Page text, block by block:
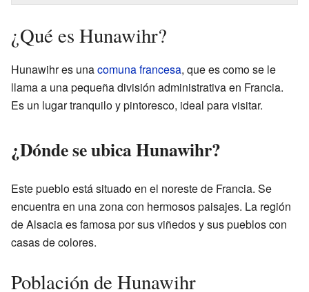
¿Qué es Hunawihr?
Hunawihr es unacomuna francesa, que es como se le
llama a una pequeña división administrativa en Francia.
Es un lugar tranquilo y pintoresco, ideal para visitar.
¿Dónde se ubica Hunawihr?
Este pueblo está situado en el noreste de Francia. Se
encuentra en una zona con hermosos paisajes. La región
de Alsacia es famosa por sus viñedos y sus pueblos con
casas de colores.
Población de Hunawihr